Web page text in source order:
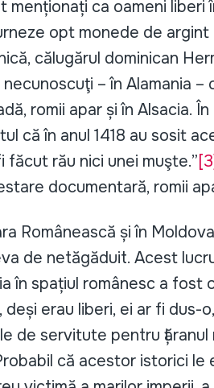
menționați ca oameni
opt monede de argint
călugărul dominican
– în Alamania
romii apar și în Alsacia.
că în anul 1418 au sosit
făcut rău nici unei muşte.”
documentară, romii
Românească și în
de netăgăduit. Acest
în spațiul românesc a
erau liberi, ei ar fi dus-
de servitute pentru
că acestor istorici